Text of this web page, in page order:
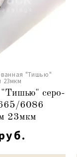
"Тишью"
23мкм
серо-
6086
23мкм